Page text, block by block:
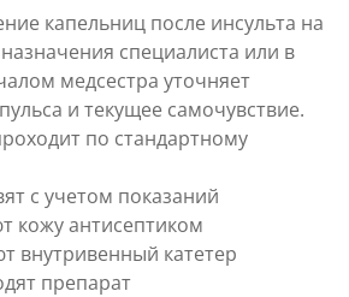
капельниц после инсульта на
специалиста или в
медсестра уточняет
и текущее самочувствие.
по стандартному
с учетом показаний
кожу антисептиком
внутривенный катетер
препарат